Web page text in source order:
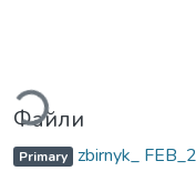
Вантажиться...
Файли
Primary zbirnyk_